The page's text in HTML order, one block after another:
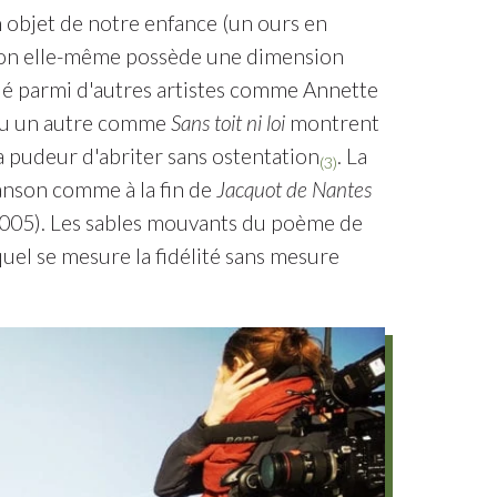
de notre enfance (un ours en
elle-même possède une dimension
parmi d'autres artistes comme Annette
un autre comme Sans toit ni loimontrent
pudeur d'abriter sans ostentation(3). La
comme à la fin de Jacquot de Nantes
Les sables mouvants du poème de
se mesure la fidélité sans mesure